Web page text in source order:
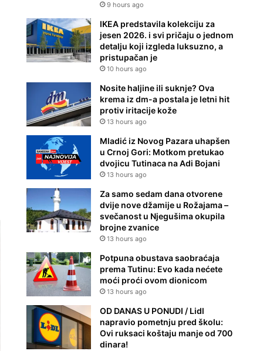
9 hours ago
IKEA predstavila kolekciju za
jesen 2026. i svi pričaju o jednom
detalju koji izgleda luksuzno, a
pristupačan je
10 hours ago
Nosite haljine ili suknje? Ova
krema iz dm-a postala je letni hit
protiv iritacije kože
13 hours ago
Mladić iz Novog Pazara uhapšen
u Crnoj Gori: Motkom pretukao
dvojicu Tutinaca na Adi Bojani
13 hours ago
Za samo sedam dana otvorene
dvije nove džamije u Rožajama –
svečanost u Njegušima okupila
brojne zvanice
13 hours ago
Potpuna obustava saobraćaja
prema Tutinu: Evo kada nećete
moći proći ovom dionicom
13 hours ago
OD DANAS U PONUDI / Lidl
napravio pometnju pred školu:
Ovi ruksaci koštaju manje od 700
dinara!